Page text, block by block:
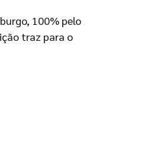
100% pelo
traz para o